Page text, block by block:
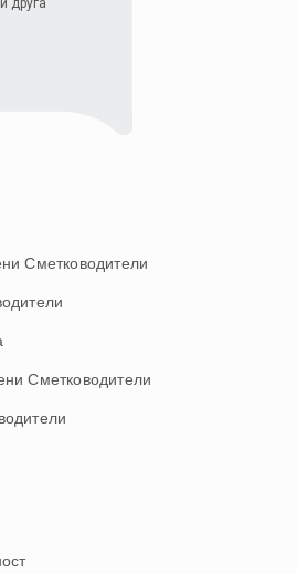
друга
Сметководители
Сметководители